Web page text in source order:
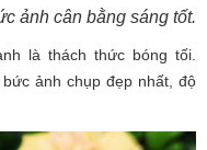
ảnh cân bằng sáng tốt.
là thách thức bóng tối.
ảnh chụp đẹp nhất, độ